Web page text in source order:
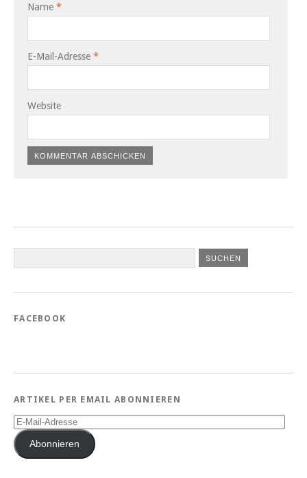
Name *
E-Mail-Adresse *
Website
FACEBOOK
ARTIKEL PER EMAIL ABONNIEREN
E-
Mail-
AdresseAbonnieren